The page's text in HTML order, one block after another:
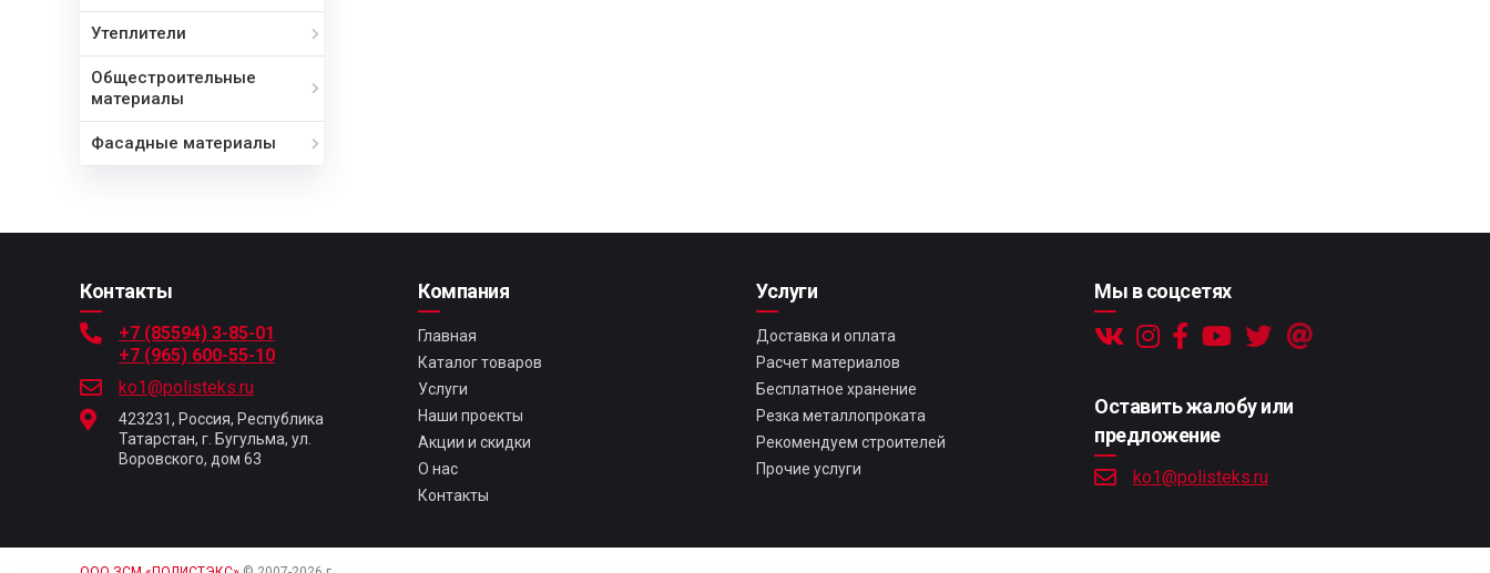
Утеплители
Общестроительные
материалы
Фасадные материалы
Контакты
+7 (85594) 3-85-01
+7 (965) 600-55-10
ko1@polisteks.ru
423231, Россия, Республика
Татарстан, г. Бугульма, ул.
Воровского, дом 63
Компания
Главная
Каталог товаров
Услуги
Наши проекты
Акции и скидки
О нас
Контакты
Услуги
Доставка и оплата
Расчет материалов
Бесплатное хранение
Резка металлопроката
Рекомендуем строителей
Прочие услуги
Мы в соцсетях
Оставить жалобу или
предложение
ko1@polisteks.ru